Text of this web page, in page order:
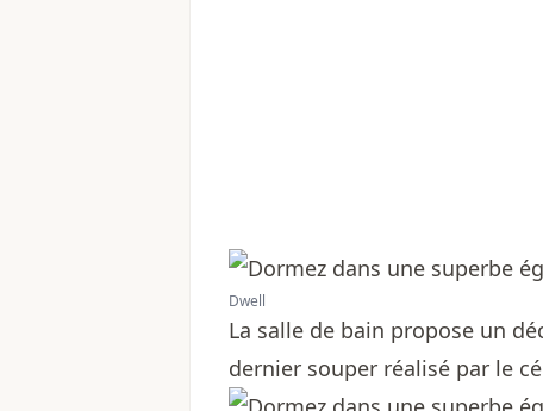
Dwell
La salle de bain propose un
dernier souper réalisé par le